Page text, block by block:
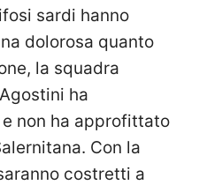
sardi hanno
dolorosa quanto
la squadra
ha
non ha approfittato
Con la
costretti a